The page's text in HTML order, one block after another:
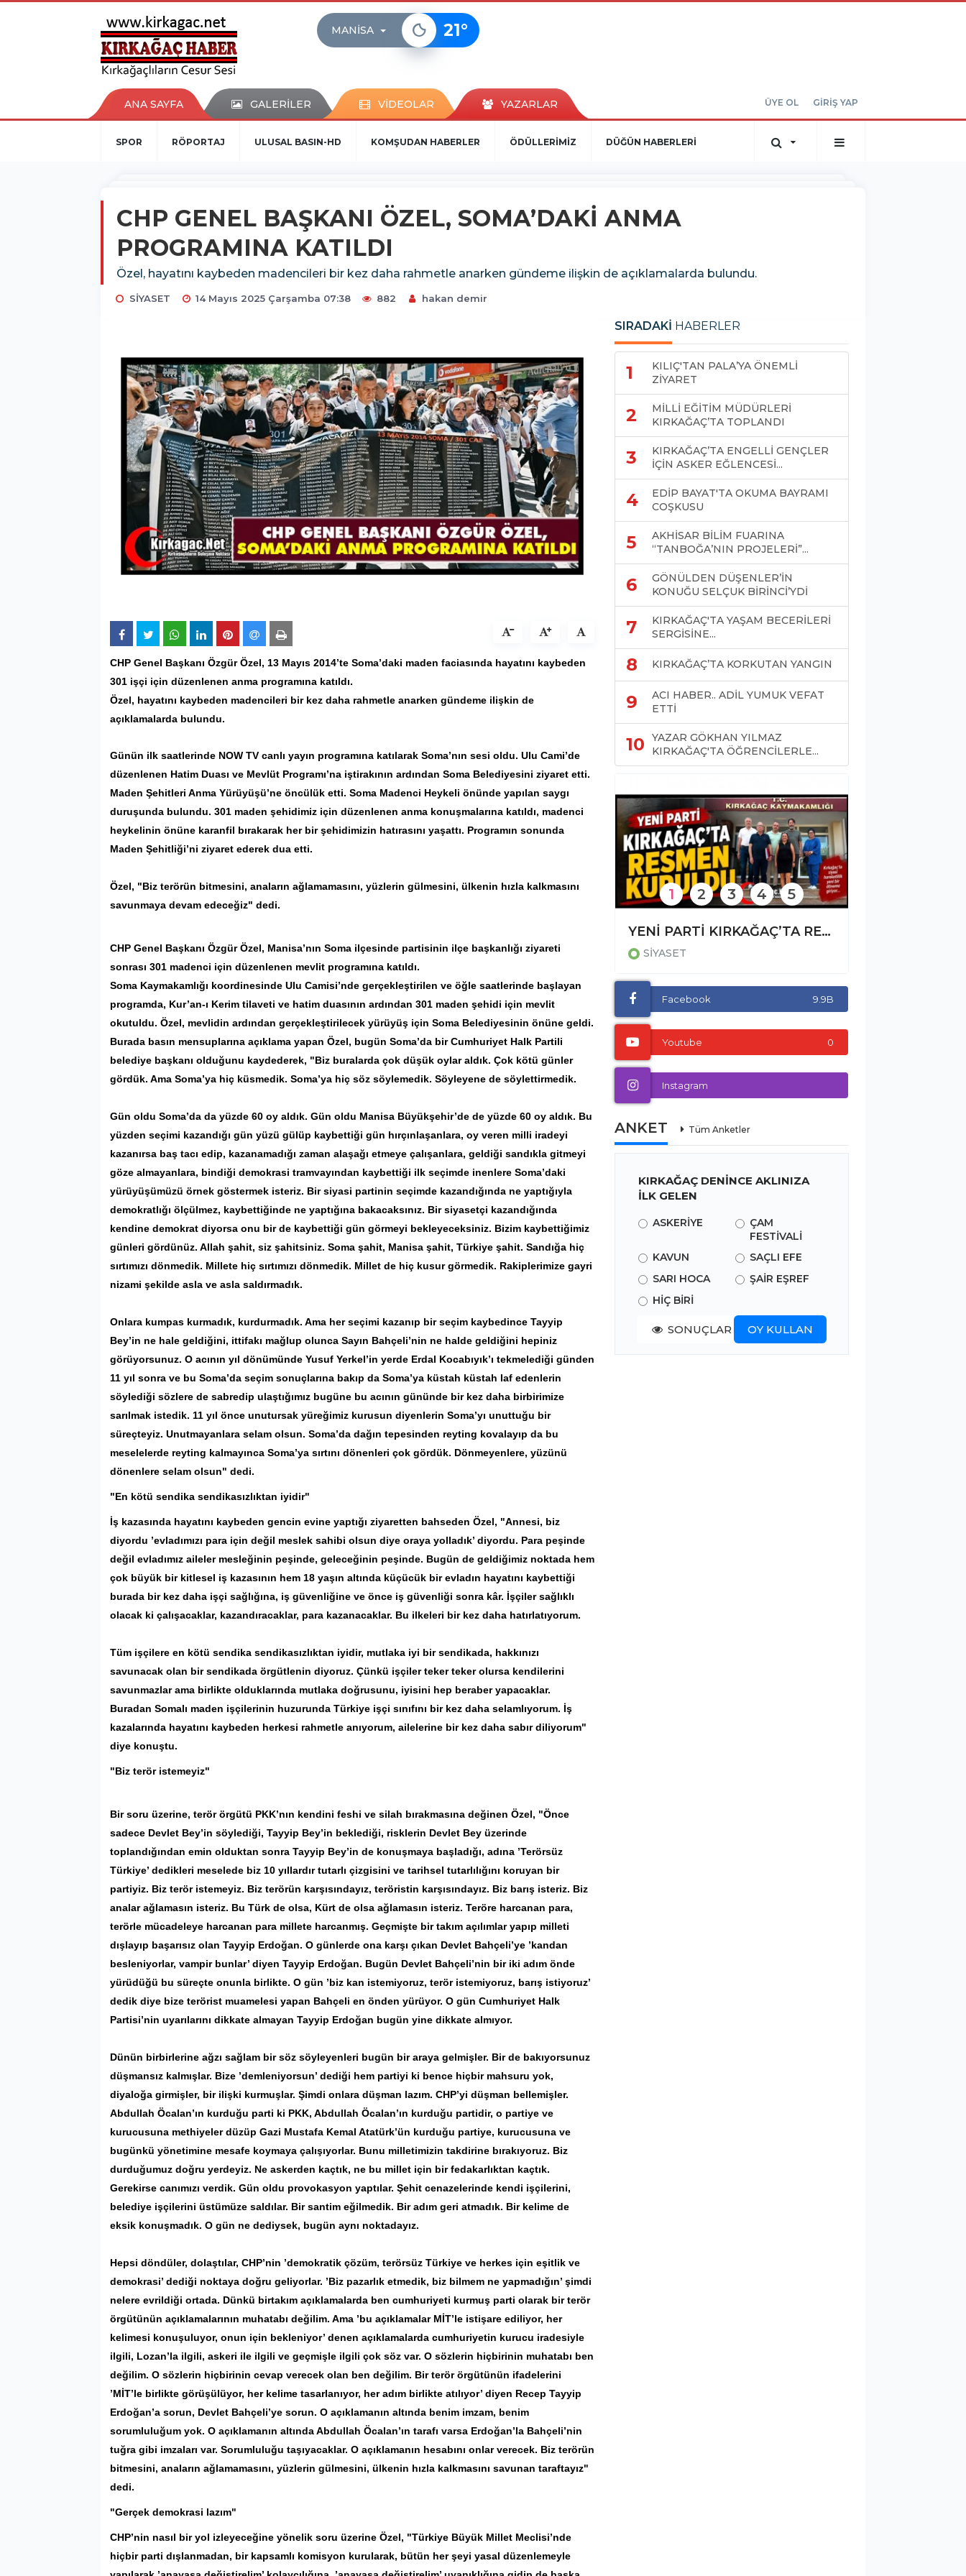
MANISA 21°
ANA SAYFA GALERİLER VİDEOLAR YAZARLAR ÜYE OL GİRİŞ YAP
SPOR RÖPORTAJ ULUSAL BASIN-HD KOMŞUDAN HABERLER ÖDÜLLERİMİZ DÜĞÜN HABERLERİ
CHP GENEL BAŞKANI ÖZEL, SOMA’DAKİ ANMA
PROGRAMINA KATILDI
Özel, hayatını kaybeden madencileri bir kez daha rahmetle anarken gündeme ilişkin de açıklamalarda bulundu.
SİYASET 14 Mayıs 2025 Çarşamba 07:38 882 hakan demir
CHP Genel Başkanı Özgür Özel, 13 Mayıs 2014’te Soma’daki maden faciasında hayatını kaybeden
301 işçi için düzenlenen anma programına katıldı.
Özel, hayatını kaybeden madencileri bir kez daha rahmetle anarken gündeme ilişkin de
açıklamalarda bulundu.
Günün ilk saatlerinde NOW TV canlı yayın programına katılarak Soma’nın sesi oldu. Ulu Cami’de
düzenlenen Hatim Duası ve Mevlüt Programı’na iştirakının ardından Soma Belediyesini ziyaret etti.
Maden Şehitleri Anma Yürüyüşü’ne öncülük etti. Soma Madenci Heykeli önünde yapılan saygı
duruşunda bulundu. 301 maden şehidimiz için düzenlenen anma konuşmalarına katıldı, madenci
heykelinin önüne karanfil bırakarak her bir şehidimizin hatırasını yaşattı. Programın sonunda
Maden Şehitliği’ni ziyaret ederek dua etti.
Özel, "Biz terörün bitmesini, anaların ağlamamasını, yüzlerin gülmesini, ülkenin hızla kalkmasını
savunmaya devam edeceğiz" dedi.
CHP Genel Başkanı Özgür Özel, Manisa’nın Soma ilçesinde partisinin ilçe başkanlığı ziyareti
sonrası 301 madenci için düzenlenen mevlit programına katıldı.
Soma Kaymakamlığı koordinesinde Ulu Camisi’nde gerçekleştirilen ve öğle saatlerinde başlayan
programda, Kur’an-ı Kerim tilaveti ve hatim duasının ardından 301 maden şehidi için mevlit
okutuldu. Özel, mevlidin ardından gerçekleştirilecek yürüyüş için Soma Belediyesinin önüne geldi.
Burada basın mensuplarına açıklama yapan Özel, bugün Soma’da bir Cumhuriyet Halk Partili
belediye başkanı olduğunu kaydederek, "Biz buralarda çok düşük oylar aldık. Çok kötü günler
gördük. Ama Soma’ya hiç küsmedik. Soma’ya hiç söz söylemedik. Söyleyene de söylettirmedik.
Gün oldu Soma’da da yüzde 60 oy aldık. Gün oldu Manisa Büyükşehir’de de yüzde 60 oy aldık. Bu
yüzden seçimi kazandığı gün yüzü gülüp kaybettiği gün hırçınlaşanlara, oy veren milli iradeyi
kazanırsa baş tacı edip, kazanamadığı zaman alaşağı etmeye çalışanlara, geldiği sandıkla gitmeyi
göze almayanlara, bindiği demokrasi tramvayından kaybettiği ilk seçimde inenlere Soma’daki
yürüyüşümüzü örnek göstermek isteriz. Bir siyasi partinin seçimde kazandığında ne yaptığıyla
demokratlığı ölçülmez, kaybettiğinde ne yaptığına bakacaksınız. Bir siyasetçi kazandığında
kendine demokrat diyorsa onu bir de kaybettiği gün görmeyi bekleyeceksiniz. Bizim kaybettiğimiz
günleri gördünüz. Allah şahit, siz şahitsiniz. Soma şahit, Manisa şahit, Türkiye şahit. Sandığa hiç
sırtımızı dönmedik. Millete hiç sırtımızı dönmedik. Millet de hiç kusur görmedik. Rakiplerimize gayri
nizami şekilde asla ve asla saldırmadık.
Onlara kumpas kurmadık, kurdurmadık. Ama her seçimi kazanıp bir seçim kaybedince Tayyip
Bey’in ne hale geldiğini, ittifakı mağlup olunca Sayın Bahçeli’nin ne halde geldiğini hepiniz
görüyorsunuz. O acının yıl dönümünde Yusuf Yerkel’in yerde Erdal Kocabıyık’ı tekmelediği günden
11 yıl sonra ve bu Soma’da seçim sonuçlarına bakıp da Soma’ya küstah küstah laf edenlerin
söylediği sözlere de sabredip ulaştığımız bugüne bu acının gününde bir kez daha birbirimize
sarılmak istedik. 11 yıl önce unutursak yüreğimiz kurusun diyenlerin Soma’yı unuttuğu bir
süreçteyiz. Unutmayanlara selam olsun. Soma’da dağın tepesinden reyting kovalayıp da bu
meselelerde reyting kalmayınca Soma’ya sırtını dönenleri çok gördük. Dönmeyenlere, yüzünü
dönenlere selam olsun" dedi.
"En kötü sendika sendikasızlıktan iyidir"
İş kazasında hayatını kaybeden gencin evine yaptığı ziyaretten bahseden Özel, "Annesi, biz
diyordu ’evladımızı para için değil meslek sahibi olsun diye oraya yolladık’ diyordu. Para peşinde
değil evladımız aileler mesleğinin peşinde, geleceğinin peşinde. Bugün de geldiğimiz noktada hem
çok büyük bir kitlesel iş kazasının hem 18 yaşın altında küçücük bir evladın hayatını kaybettiği
burada bir kez daha işçi sağlığına, iş güvenliğine ve önce iş güvenliği sonra kâr. İşçiler sağlıklı
olacak ki çalışacaklar, kazandıracaklar, para kazanacaklar. Bu ilkeleri bir kez daha hatırlatıyorum.
Tüm işçilere en kötü sendika sendikasızlıktan iyidir, mutlaka iyi bir sendikada, hakkınızı
savunacak olan bir sendikada örgütlenin diyoruz. Çünkü işçiler teker teker olursa kendilerini
savunmazlar ama birlikte olduklarında mutlaka doğrusunu, iyisini hep beraber yapacaklar.
Buradan Somalı maden işçilerinin huzurunda Türkiye işçi sınıfını bir kez daha selamlıyorum. İş
kazalarında hayatını kaybeden herkesi rahmetle anıyorum, ailelerine bir kez daha sabır diliyorum"
diye konuştu.
"Biz terör istemeyiz"
Bir soru üzerine, terör örgütü PKK’nın kendini feshi ve silah bırakmasına değinen Özel, "Önce
sadece Devlet Bey’in söylediği, Tayyip Bey’in beklediği, risklerin Devlet Bey üzerinde
toplandığından emin olduktan sonra Tayyip Bey’in de konuşmaya başladığı, adına ’Terörsüz
Türkiye’ dedikleri meselede biz 10 yıllardır tutarlı çizgisini ve tarihsel tutarlılığını koruyan bir
partiyiz. Biz terör istemeyiz. Biz terörün karşısındayız, teröristin karşısındayız. Biz barış isteriz. Biz
analar ağlamasın isteriz. Bu Türk de olsa, Kürt de olsa ağlamasın isteriz. Teröre harcanan para,
terörle mücadeleye harcanan para millete harcanmış. Geçmişte bir takım açılımlar yapıp milleti
dışlayıp başarısız olan Tayyip Erdoğan. O günlerde ona karşı çıkan Devlet Bahçeli’ye ’kandan
besleniyorlar, vampir bunlar’ diyen Tayyip Erdoğan. Bugün Devlet Bahçeli’nin bir iki adım önde
yürüdüğü bu süreçte onunla birlikte. O gün ’biz kan istemiyoruz, terör istemiyoruz, barış istiyoruz’
dedik diye bize terörist muamelesi yapan Bahçeli en önden yürüyor. O gün Cumhuriyet Halk
Partisi’nin uyarılarını dikkate almayan Tayyip Erdoğan bugün yine dikkate almıyor.
Dünün birbirlerine ağzı sağlam bir söz söyleyenleri bugün bir araya gelmişler. Bir de bakıyorsunuz
düşmansız kalmışlar. Bize ’demleniyorsun’ dediği hem partiyi ki bence hiçbir mahsuru yok,
diyaloğa girmişler, bir ilişki kurmuşlar. Şimdi onlara düşman lazım. CHP’yi düşman bellemişler.
Abdullah Öcalan’ın kurduğu parti ki PKK, Abdullah Öcalan’ın kurduğu partidir, o partiye ve
kurucusuna methiyeler düzüp Gazi Mustafa Kemal Atatürk’ün kurduğu partiye, kurucusuna ve
bugünkü yönetimine mesafe koymaya çalışıyorlar. Bunu milletimizin takdirine bırakıyoruz. Biz
durduğumuz doğru yerdeyiz. Ne askerden kaçtık, ne bu millet için bir fedakarlıktan kaçtık.
Gerekirse canımızı verdik. Gün oldu provokasyon yaptılar. Şehit cenazelerinde kendi işçilerini,
belediye işçilerini üstümüze saldılar. Bir santim eğilmedik. Bir adım geri atmadık. Bir kelime de
eksik konuşmadık. O gün ne dediysek, bugün aynı noktadayız.
Hepsi döndüler, dolaştılar, CHP’nin ’demokratik çözüm, terörsüz Türkiye ve herkes için eşitlik ve
demokrasi’ dediği noktaya doğru geliyorlar. ’Biz pazarlık etmedik, biz bilmem ne yapmadığın’ şimdi
nelere evrildiği ortada. Dünkü birtakım açıklamalarda ben cumhuriyeti kurmuş parti olarak bir terör
örgütünün açıklamalarının muhatabı değilim. Ama ’bu açıklamalar MİT’le istişare ediliyor, her
kelimesi konuşuluyor, onun için bekleniyor’ denen açıklamalarda cumhuriyetin kurucu iradesiyle
ilgili, Lozan’la ilgili, askeri ile ilgili ve geçmişle ilgili çok söz var. O sözlerin hiçbirinin muhatabı ben
değilim. O sözlerin hiçbirinin cevap verecek olan ben değilim. Bir terör örgütünün ifadelerini
’MİT’le birlikte görüşülüyor, her kelime tasarlanıyor, her adım birlikte atılıyor’ diyen Recep Tayyip
Erdoğan’a sorun, Devlet Bahçeli’ye sorun. O açıklamanın altında benim imzam, benim
sorumluluğum yok. O açıklamanın altında Abdullah Öcalan’ın tarafı varsa Erdoğan’la Bahçeli’nin
tuğra gibi imzaları var. Sorumluluğu taşıyacaklar. O açıklamanın hesabını onlar verecek. Biz terörün
bitmesini, anaların ağlamamasını, yüzlerin gülmesini, ülkenin hızla kalkmasını savunan taraftayız"
dedi.
"Gerçek demokrasi lazım"
CHP’nin nasıl bir yol izleyeceğine yönelik soru üzerine Özel, "Türkiye Büyük Millet Meclisi’nde
hiçbir parti dışlanmadan, bir kapsamlı komisyon kurularak, bütün her şeyi yasal düzenlemeyle
SIRADAKİ HABERLER
1
KILIÇ'TAN PALA’YA ÖNEMLİ
ZİYARET
2
MİLLİ EĞİTİM MÜDÜRLERİ
KIRKAĞAÇ’TA TOPLANDI
3
KIRKAĞAÇ’TA ENGELLİ GENÇLER
İÇİN ASKER EĞLENCESİ...
4
EDİP BAYAT'TA OKUMA BAYRAMI
COŞKUSU
5
AKHİSAR BİLİM FUARINA
“TANBOĞA’NIN PROJELERİ”...
6
GÖNÜLDEN DÜŞENLER’İN
KONUĞU SELÇUK BİRİNCİ’YDİ
7
KIRKAĞAÇ'TA YAŞAM BECERİLERİ
SERGİSİNE...
8 KIRKAĞAÇ’TA KORKUTAN YANGIN
9
ACI HABER.. ADİL YUMUK VEFAT
ETTİ
10
YAZAR GÖKHAN YILMAZ
KIRKAĞAÇ'TA ÖĞRENCİLERLE...
SİYASET
YENİ PARTİ KIRKAĞAÇ’TA RESMEN KURULDU
SİYASET
1 2 3 4 5
Facebook 9.9B
Youtube 0
Instagram
ANKET Tüm Anketler
KIRKAĞAÇ DENİNCE AKLINIZA
İLK GELEN
ASKERİYE
ÇAM
FESTİVALİ
KAVUN
SAÇLI EFE
SARI HOCA
ŞAİR EŞREF
HİÇ BİRİ
SONUÇLAR OY KULLAN